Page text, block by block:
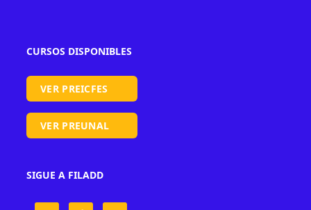
CURSOS DISPONIBLES
VER PREICFES
VER PREUNAL
SIGUE A FILADD